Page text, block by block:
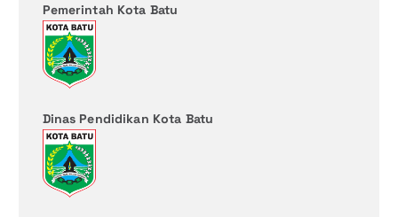
Pemerintah Kota Batu
Dinas Pendidikan Kota Batu